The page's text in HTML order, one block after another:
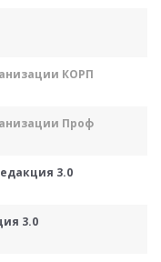
КОРП
Проф
3.0
3.0